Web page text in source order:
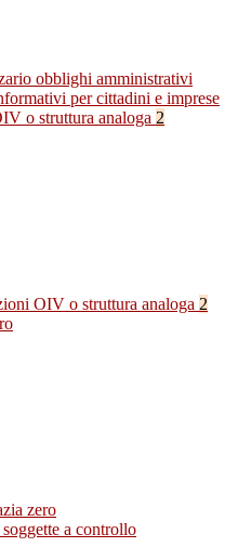
obblighi amministrativi
per cittadini e imprese
o struttura analoga 2
OIV o struttura analoga 2
zero
a controllo